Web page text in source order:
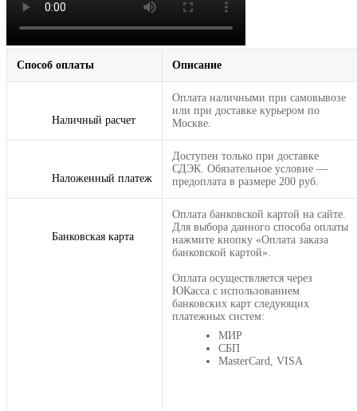
Способ оплаты Описание
Наличный расчет
Оплата наличными при самовывозе
или при доставке курьером по
Москве.
Наложенный платеж
Доступен только при доставке
СДЭК. Обязательное условие —
предоплата в размере 200 руб.
Банковская карта
Оплата банковской картой на сайте.
Для выбора данного способа оплаты
нажмите кнопку «Оплата заказа
банковской картой».
Оплата осуществляется через
ЮКасса с использованием
банковских карт следующих
платежных систем:
МИР
СБП
MasterCard, VISA